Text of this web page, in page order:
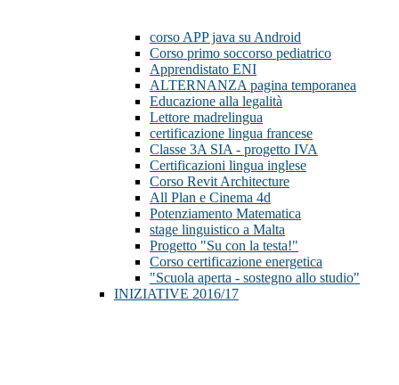
corso APP java su Android
Corso primo soccorso pediatrico
Apprendistato ENI
ALTERNANZA pagina temporanea
Educazione alla legalità
Lettore madrelingua
certificazione lingua francese
Classe 3A SIA - progetto IVA
Certificazioni lingua inglese
Corso Revit Architecture
All Plan e Cinema 4d
Potenziamento Matematica
stage linguistico a Malta
Progetto "Su con la testa!"
Corso certificazione energetica
"Scuola aperta - sostegno allo studio"
INIZIATIVE 2016/17